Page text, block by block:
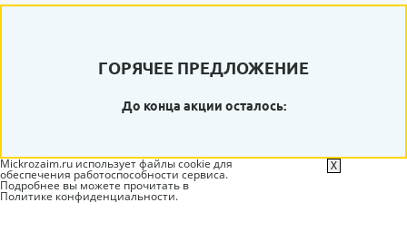
ГОРЯЧЕЕ ПРЕДЛОЖЕНИЕ
До конца акции осталось:
Mickrozaim.ru использует файлы cookie для
обеспечения работоспособности сервиса.
Подробнее вы можете прочитать в
Политике конфиденциальности.
X